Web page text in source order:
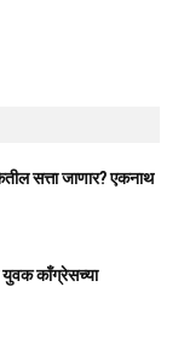
सत्ता जाणार? एकनाथ
युवक काँग्रेसच्या